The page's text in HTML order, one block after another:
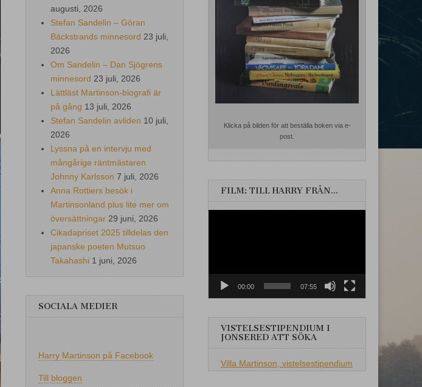
augusti, 2026
Stefan Sandelin – Göran
Bäckstrands minnesord 23 juli,
2026
Om Sandelin – Dan Sjögrens
minnesord 23 juli, 2026
Lättläst Martinson-biografi är
på gång 13 juli, 2026
Stefan Sandelin avliden 10 juli,
2026
Lyssna på en intervju med
mångårige räntmästaren
Johnny Karlsson 7 juli, 2026
Anna Rottiers besök i
Martinsonland plus lite mer om
översättningar 29 juni, 2026
Cikadapriset 2025 tilldelas den
japanske poeten Mutsuo
Takahashi 1 juni, 2026
SOCIALA MEDIER
Harry Martinson på Facebook
Till bloggen
Klicka på bilden för att beställa boken via e-
post.
FILM: TILL HARRY FRÅN…
00:00 07:55
VISTELSESTIPENDIUM I
JONSERED ATT SÖKA
Villa Martinson, vistelsestipendium